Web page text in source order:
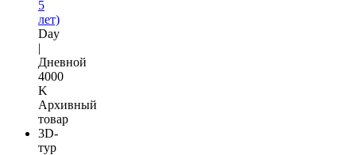
5
лет)
Day
|
Дневной
4000
K
Архивный
товар
3D-
тур